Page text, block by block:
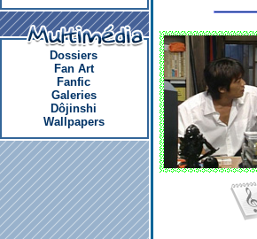
Dossiers
Fan Art
Fanfic
Galeries
Dôjinshi
Wallpapers